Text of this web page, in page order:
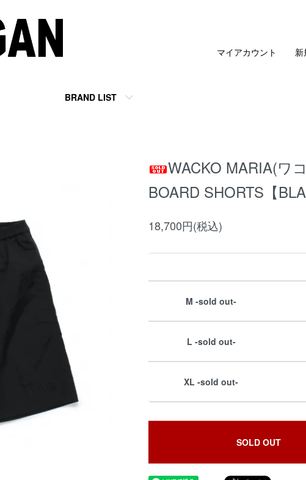
BRAND LIST
マイアカウント
WACKO MARIA(ワ
BOARD SHORTS【
18,700円(税込)
M -sold out-
L -sold out-
XL -sold out-
SOLD OUT